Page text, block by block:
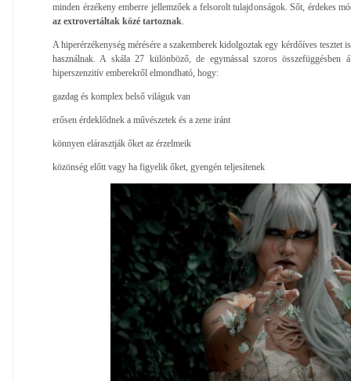
minden érzékeny emberre jellemzőek a felsorolt tulajdonságok. Sőt, érdekes
az extrovertáltak közé tartoznak
A hiperérzékenység mérésére a szakemberek kidolgoztak egy kérdőíves tesztet
használnak. A skála 27 különböző, de egymással szoros összefüggésben
hiperszenzitív emberekről elmondható, hogy:
gazdag és komplex belső világuk van
erősen érdeklődnek a művészetek és a zene iránt
könnyen elárasztják őket az érzelmeik
közönség előtt vagy ha figyelik őket, gyengén teljesítenek